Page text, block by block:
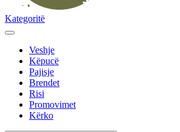
Kategoritë
Veshje
Këpucë
Pajisje
Brendet
Risi
Promovimet
Kërko